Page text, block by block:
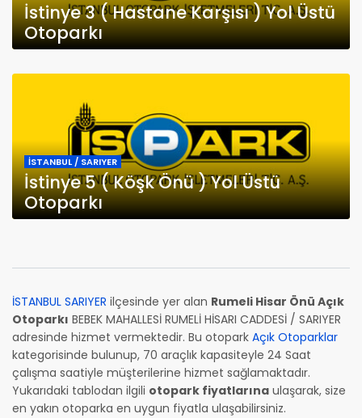
İstinye 3 ( Hastane Karşısı ) Yol Üstü
Otoparkı
İSTANBUL / SARIYER
İstinye 5 ( Köşk Önü ) Yol Üstü
Otoparkı
İSTANBUL SARIYER ilçesinde yer alan Rumeli Hisar Önü Açık
Otoparkı BEBEK MAHALLESİ RUMELİ HİSARI CADDESİ / SARIYER
adresinde hizmet vermektedir. Bu otopark Açık Otoparklar
kategorisinde bulunup, 70 araçlık kapasiteyle 24 Saat
çalışma saatiyle müşterilerine hizmet sağlamaktadır.
Yukarıdaki tablodan ilgili otopark fiyatlarına ulaşarak, size
en yakın otoparka en uygun fiyatla ulaşabilirsiniz.